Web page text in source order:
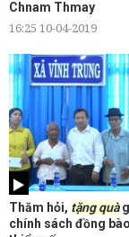
Chnam Thmay
16:25 10-04-2019
Thăm hỏi, tặng quà
chính sách đồng